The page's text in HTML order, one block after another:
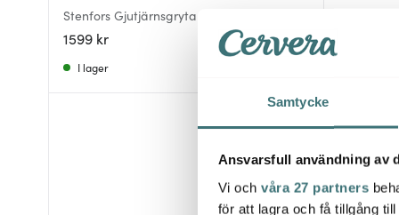
Samtycke
Ansvarsfull användning av
Vi och våra 27 partners
för att lagra och få tillgång
Stenfors Gjutjärnsgryta oval 6,2 L Svart
1599 kr
I lager